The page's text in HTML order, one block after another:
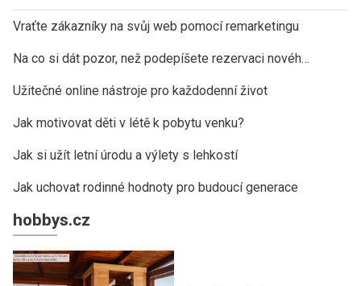
Vraťte zákazníky na svůj web pomocí remarketingu
Na co si dát pozor, než podepíšete rezervaci novéh…
Užitečné online nástroje pro každodenní život
Jak motivovat děti v létě k pobytu venku?
Jak si užít letní úrodu a výlety s lehkostí
Jak uchovat rodinné hodnoty pro budoucí generace
hobbys.cz